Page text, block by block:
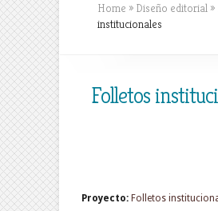
Home » Diseño editorial »
institucionales
Folletos
Proyecto: Folletos